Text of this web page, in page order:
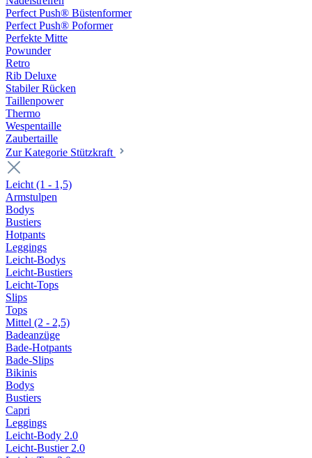
Perfect Push® Büstenformer
Perfect Push® Poformer
Perfekte Mitte
Powunder
Retro
Rib Deluxe
Stabiler Rücken
Taillenpower
Thermo
Wespentaille
Zaubertaille
Zur Kategorie Stützkraft
Leicht (1 - 1,5)
Armstulpen
Bodys
Bustiers
Hotpants
Leggings
Leicht-Bodys
Leicht-Bustiers
Leicht-Tops
Slips
Tops
Mittel (2 - 2,5)
Badeanzüge
Bade-Hotpants
Bade-Slips
Bikinis
Bodys
Bustiers
Capri
Leggings
Leicht-Body 2.0
Leicht-Bustier 2.0